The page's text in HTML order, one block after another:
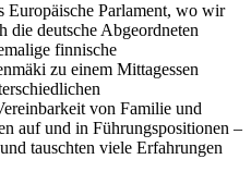
Europäische Parlament, wo wir
die deutsche Abgeordneten
finnische
zu einem Mittagessen
von Familie und
auf und in Führungspositionen –
tauschten viele Erfahrungen